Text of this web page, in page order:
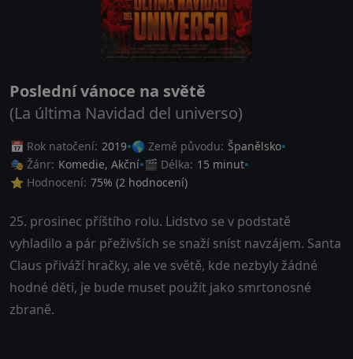
Poslední vánoce na světě
(La última Navidad del universo)
📅 Rok natočení: 2019 🌎 Země původu: Španělsko
🎭 Žánr: Komedie, Akční 🎬 Délka: 15 minut
⭐ Hodnocení: 75% (2 hodnocení)
25. prosinec příštího rolu. Lidstvo se v podstatě
vyhladilo a pár přeživších se snaží sníst navzájem. Santa
Claus přiváží hračky, ale ve světě, kde nezbyly žádné
hodné děti, je bude muset použít jako smrtonosné
zbraně.